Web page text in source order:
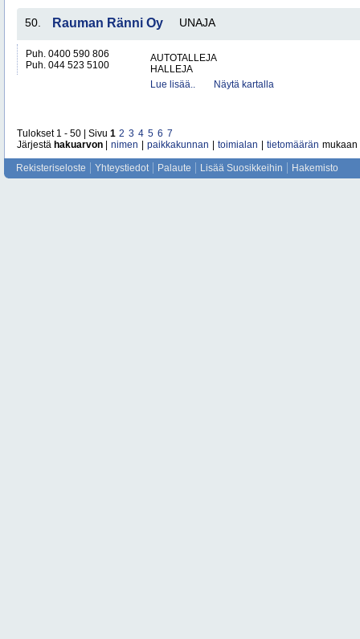
50. Rauman Ränni Oy UNAJA
Puh. 0400 590 806
Puh. 044 523 5100
AUTOTALLEJA
HALLEJA
Lue lisää..
Näytä kartalla
Tulokset 1 - 50 | Sivu 1 2 3 4 5 6 7
Järjestä hakuarvon nimen paikkakunnan toimialan tietomäärän mukaan
Rekisteriseloste Yhteystiedot Palaute Lisää Suosikkeihin Hakemisto